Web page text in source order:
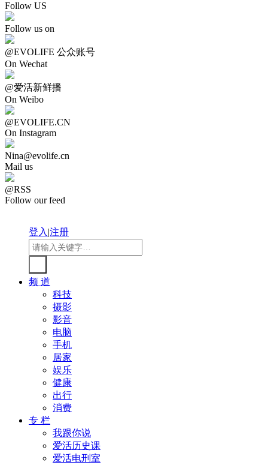
Follow US
Follow us on
@EVOLIFE 公众账号
On Wechat
@爱活新鲜播
On Weibo
@EVOLIFE.CN
On Instagram
Nina@evolife.cn
Mail us
@RSS
Follow our feed
登入|注册
频 道
科技
摄影
影音
电脑
手机
居家
娱乐
健康
出行
消费
专 栏
我跟你说
爱活历史课
爱活电刑室